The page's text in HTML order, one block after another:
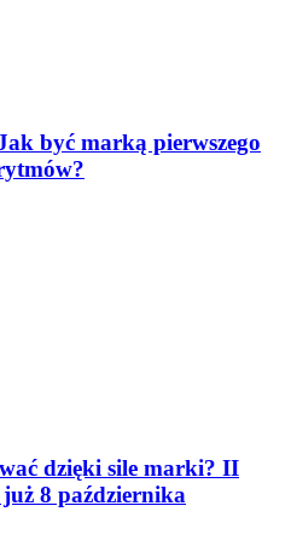
być marką pierwszego
dzięki sile marki? II
8 października